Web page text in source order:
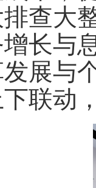
查大
长与
展与
联动